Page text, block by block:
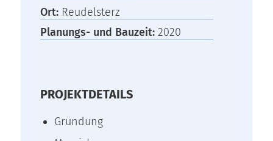
Ort: Reudelsterz
Planungs- und Bauzeit:2020
PROJEKTDETAILS
Gründung